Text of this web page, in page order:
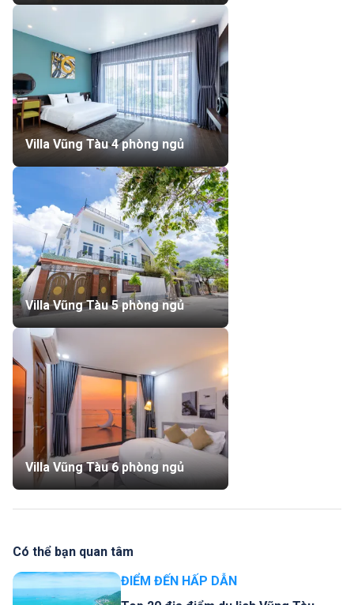
Villa Vũng Tàu 4 phòng ngủ
Villa Vũng Tàu 5 phòng ngủ
Villa Vũng Tàu 6 phòng ngủ
Có thể bạn quan tâm
ĐIỂM ĐẾN HẤP DẪN